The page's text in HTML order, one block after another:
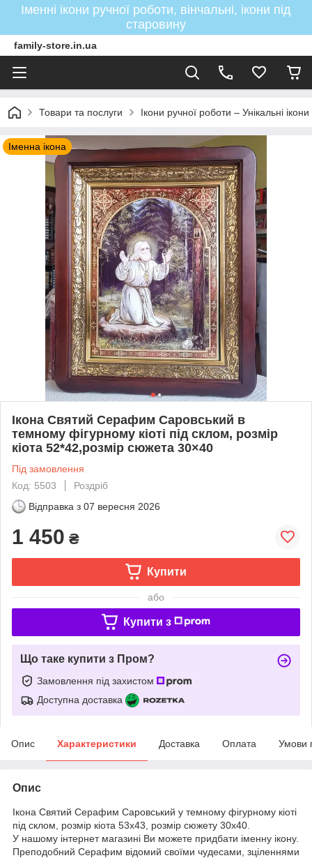
Іменні ікони ручної роботи, вінчальні, ікони під
старовину
family-store.in.ua
Товари та послуги Ікони ручної роботи – Унікальні
Іменна ікона
Ікона Святий Серафим Саровський в
темному фігурному кіоті під склом, розмір
кіота 52*42,розмір сюжета 30×40
Під замовлення
Код: 5503
Роздріб
Відправка з 07 вересня 2026
1 450 ₴
Купити
або
Купити з
Що таке купити з Пром?
Замовлення під захистом
Доступна доставка
Опис Характеристики Доставка Оплата Умови
Опис
Ікона Святий Серафим Саровський у темному фігурному кіоті
під склом, розмір кіота 53х43, розмір сюжету 30х40.
У нашому інтернет магазині Ви можете придбати іменну ікону.
Преподобний Серафим відомий своїми чудесами, зціленнями